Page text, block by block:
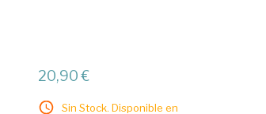
20,90 €
Sin Stock. Disponible en